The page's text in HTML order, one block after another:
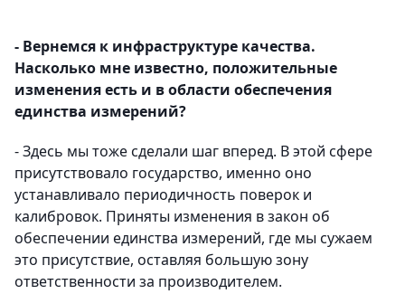
- Вернемся к инфраструктуре качества.
Насколько мне известно, положительные
изменения есть и в области обеспечения
единства измерений?
- Здесь мы тоже сделали шаг вперед. В этой сфере
присутствовало государство, именно оно
устанавливало периодичность поверок и
калибровок. Приняты изменения в закон об
обеспечении единства измерений, где мы сужаем
это присутствие, оставляя большую зону
ответственности за производителем.